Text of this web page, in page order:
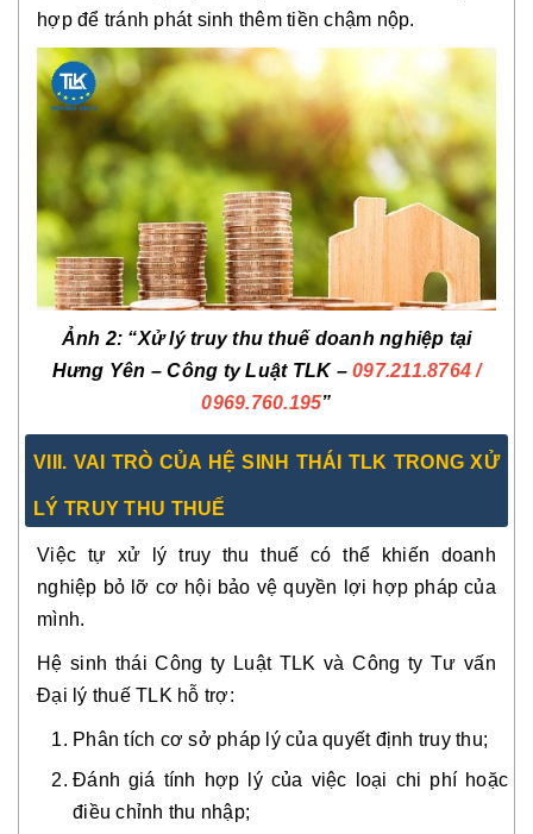
hợp để tránh phát sinh thêm tiền chậm nộp.
Ảnh 2: “Xử lý truy thu thuế doanh nghiệp tại
Hưng Yên – Công ty Luật TLK – 097.211.8764/
0969.760.195”
VIII. VAI TRÒ CỦA HỆ SINH THÁI TLK TRONG XỬ
LÝ TRUY THU THUẾ
Việc tự xử lý truy thu thuế có thể khiến doanh
nghiệp bỏ lỡ cơ hội bảo vệ quyền lợi hợp pháp của
mình.
Hệ sinh thái Công ty Luật TLK và Công ty Tư vấn
Đại lý thuế TLK hỗ trợ:
Phân tích cơ sở pháp lý của quyết định truy thu;
Đánh giá tính hợp lý của việc loại chi phí hoặc
điều chỉnh thu nhập;